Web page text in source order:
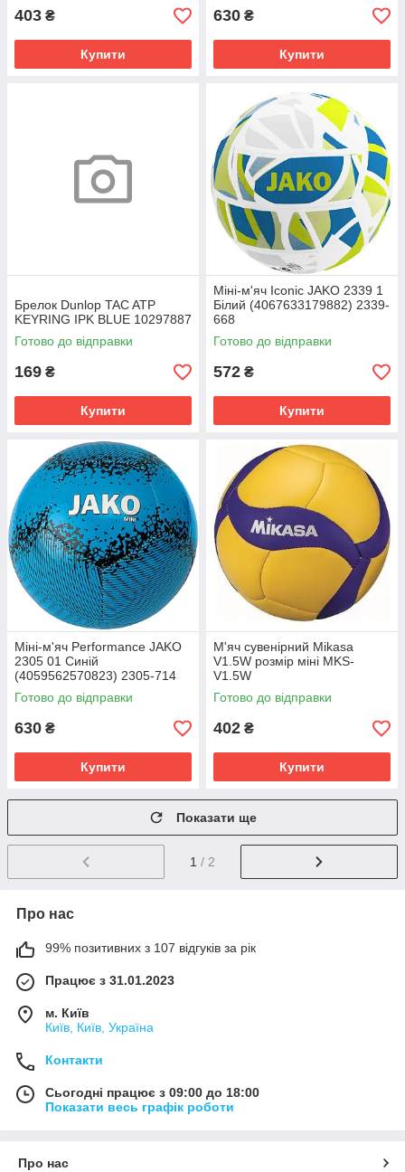
403 ₴
Купити
630 ₴
Купити
Брелок Dunlop TAC ATP
KEYRING IPK BLUE 10297887
Готово до відправки
169 ₴
Купити
Міні-м'яч Iconic JAKO 2339 1
Білий (4067633179882) 2339-
668
Готово до відправки
572 ₴
Купити
Міні-м'яч Performance JAKO
2305 01 Синій
(4059562570823) 2305-714
Готово до відправки
630 ₴
Купити
М'яч сувенірний Mikasa
V1.5W розмір міні MKS-
V1.5W
Готово до відправки
402 ₴
Купити
Показати ще
1 / 2
Про нас
99% позитивних з 107 відгуків за рік
Працює з 31.01.2023
м. Київ
Київ, Київ, Україна
Контакти
Сьогодні працює з 09:00 до 18:00
Показати весь графік роботи
Про нас